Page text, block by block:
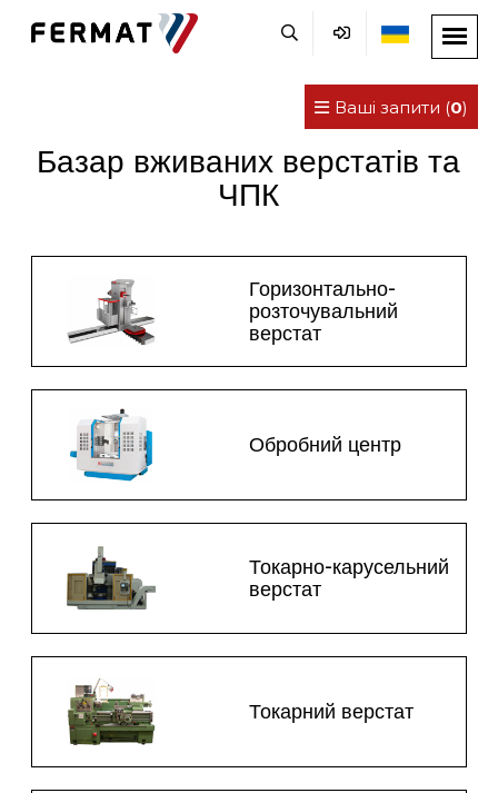
Ваші запити (0)
Базар вживаних верстатів та
ЧПК
Горизонтально-
розточувальний
верстат
Обробний центр
Токарно-карусельний
верстат
Токарний верстат